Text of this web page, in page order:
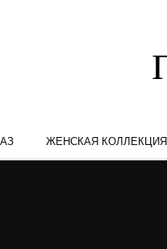
ЖЕНСКАЯ КОЛЛЕКЦИЯ